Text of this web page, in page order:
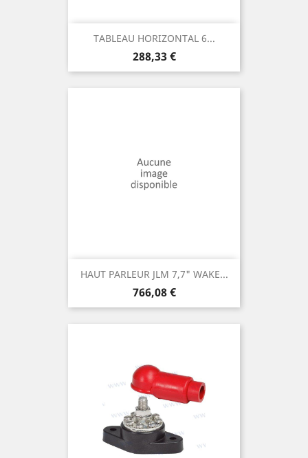
TABLEAU HORIZONTAL 6...
Prix
288,33 €
HAUT PARLEUR JLM 7,7" WAKE...
Prix
766,08 €